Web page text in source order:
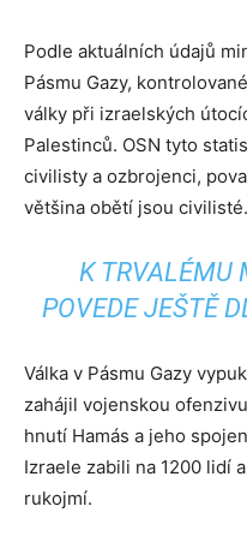
Podle aktuálních údajů
Pásmu Gazy,
války při izraelských
Palestinců. OSN tyto
civilisty a ozbrojenci,
většina obětí jsou civilisté.
K TRVALÉMU
POVEDE JEŠTĚ
Válka v Pásmu Gazy
zahájil vojenskou
hnutí Hamás a jeho
Izraele zabili na 1200 lidí
rukojmí.